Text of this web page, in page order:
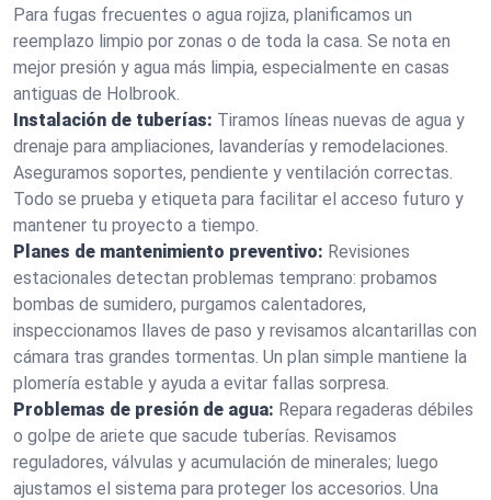
Para fugas frecuentes o agua rojiza, planificamos un
reemplazo limpio por zonas o de toda la casa. Se nota en
mejor presión y agua más limpia, especialmente en casas
antiguas de Holbrook.
Instalación de tuberías: Tiramos líneas nuevas de agua y
drenaje para ampliaciones, lavanderías y remodelaciones.
Aseguramos soportes, pendiente y ventilación correctas.
Todo se prueba y etiqueta para facilitar el acceso futuro y
mantener tu proyecto a tiempo.
Planes de mantenimiento preventivo: Revisiones
estacionales detectan problemas temprano: probamos
bombas de sumidero, purgamos calentadores,
inspeccionamos llaves de paso y revisamos alcantarillas con
cámara tras grandes tormentas. Un plan simple mantiene la
plomería estable y ayuda a evitar fallas sorpresa.
Problemas de presión de agua: Repara regaderas débiles
o golpe de ariete que sacude tuberías. Revisamos
reguladores, válvulas y acumulación de minerales; luego
ajustamos el sistema para proteger los accesorios. Una